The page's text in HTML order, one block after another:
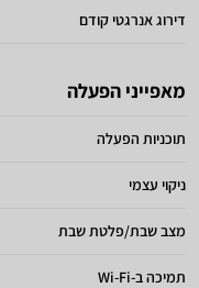
דירוג אנרגטי קודם
מאפייני הפעלה
תוכניות הפעלה
ניקוי עצמי
מצב שבת/פלטת שבת
תמיכה ב-Wi-Fi